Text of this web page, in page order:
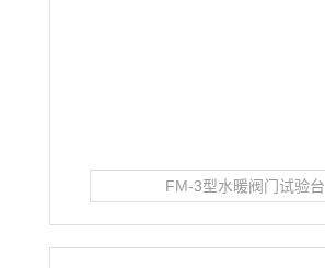
FM-3型水暖阀门试验台